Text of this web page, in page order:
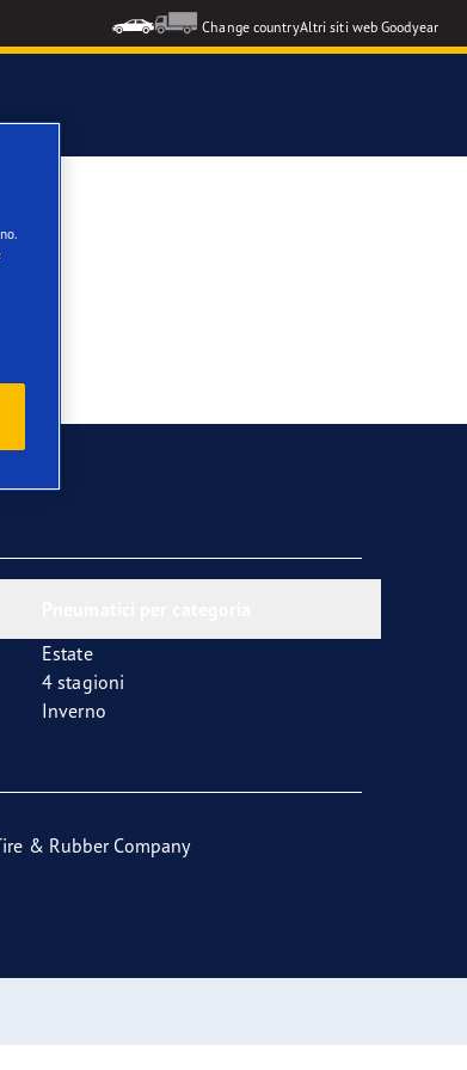
Change countryAltri siti web Goodyear
Estate
4 stagioni
Inverno
& Rubber Company